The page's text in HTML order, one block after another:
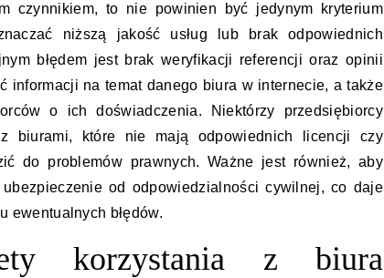
czynnikiem, to nie powinien być jedynym kryterium
niższą jakość usług lub brak odpowiednich
błędem jest brak weryfikacji referencji oraz opinii
informacji na temat danego biura w internecie, a także
o ich doświadczenia. Niektórzy przedsiębiorcy
biurami, które nie mają odpowiednich licencji czy
do problemów prawnych. Ważne jest również, aby
od odpowiedzialności cywilnej, co daje
ewentualnych błędów.
korzystania z biura